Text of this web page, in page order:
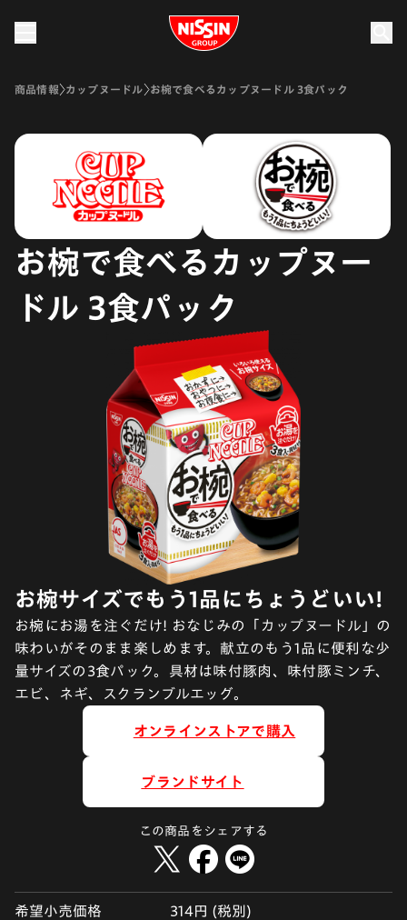
Nissin Group
商品情報 カップヌードル お椀で食べるカップヌードル 3食パック
お椀で食べるカップヌー
ドル 3食パック
お椀サイズでもう1品にちょうどいい!
お椀にお湯を注ぐだけ! おなじみの「カップヌードル」の
味わいがそのまま楽しめます。献立のもう1品に便利な少
量サイズの3食パック。具材は味付豚肉、味付豚ミンチ、
エビ、ネギ、スクランブルエッグ。
オンラインストアで購入
ブランドサイト
この商品をシェアする
希望小売価格 314円 (税別)